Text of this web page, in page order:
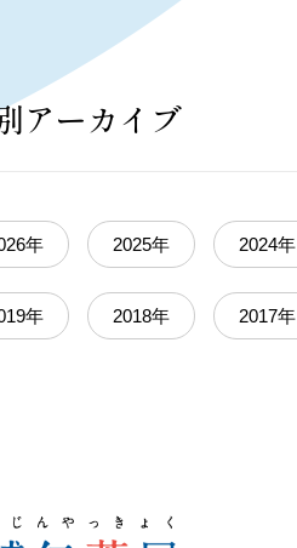
アーカイブ
年 2025年 2024年
年 2018年 2017年